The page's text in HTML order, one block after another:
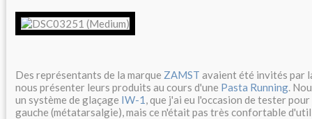
Des représentants de la marque ZAMST avaient été invités par
nous présenter leurs produits au cours d'une Pasta Running.
un système de glaçage IW-1 , que j'ai eu l'occasion de tester
gauche (métatarsalgie), mais ce n'était pas très confortable